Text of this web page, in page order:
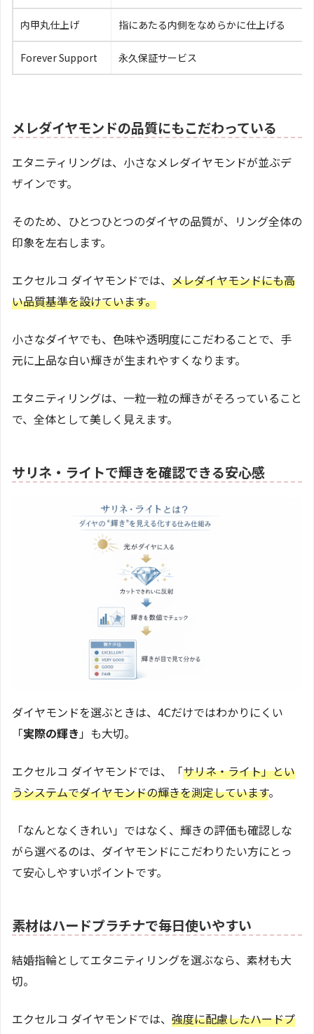
内甲丸仕上げ 指にあたる内側をなめらかに仕上げる
Forever Support 永久保証サービス
メレダイヤモンドの品質にもこだわっている
エタニティリングは、小さなメレダイヤモンドが並ぶデ
ザインです。
そのため、ひとつひとつのダイヤの品質が、リング全体の
印象を左右します。
エクセルコ ダイヤモンドでは、 メレダイヤモンドにも高
い品質基準を設けています。
小さなダイヤでも、色味や透明度にこだわることで、手
元に上品な白い輝きが生まれやすくなります。
エタニティリングは、一粒一粒の輝きがそろっていること
で、全体として美しく見えます。
サリネ・ライトで輝きを確認できる安心感
ダイヤモンドを選ぶときは、4Cだけではわかりにくい
「実際の輝き 」も大切。
エクセルコ ダイヤモンドでは、「サリネ・ライト」とい
うシステムでダイヤモンドの輝きを測定しています。
「なんとなくきれい」ではなく、輝きの評価も確認しな
がら選べるのは、ダイヤモンドにこだわりたい方にとっ
て安心しやすいポイントです。
素材はハードプラチナで毎日使いやすい
結婚指輪としてエタニティリングを選ぶなら、素材も大
切。
エクセルコ ダイヤモンドでは、 強度に配慮したハードプ